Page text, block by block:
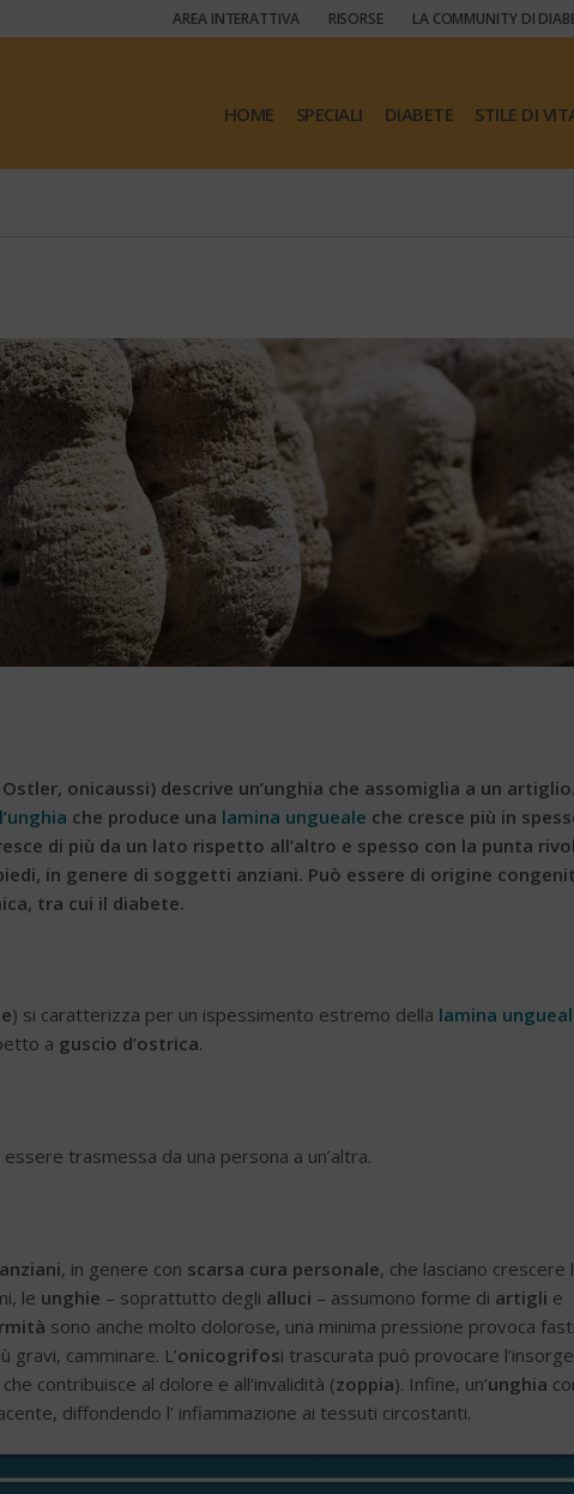
AREA INTERATTIVA RISORSE LA COMMUNITY DI
HOME SPECIALI DIABETE STILE DI
onicaussi) descrive un’unghia che assomiglia a un
che produce una lamina ungueale che cresce più in
di più da un lato rispetto all’altro e spesso con la punta
in genere di soggetti anziani. Può essere di origine
tra cui il diabete.
) si caratterizza per un ispessimento estremo della lamina
a guscio d’ostrica.
trasmessa da una persona a un’altra.
anziani, in genere con scarsa cura personale, che lasciano crescere
le unghie – soprattutto degli alluci – assumono forme di artigli e
sono anche molto dolorose, una minima pressione provoca
camminare. L’onicogrifosi trascurata può provocare
che contribuisce al dolore e all’invalidità (zoppia). Infine, un’unghia
diffondendo l’ infiammazione ai tessuti circostanti.